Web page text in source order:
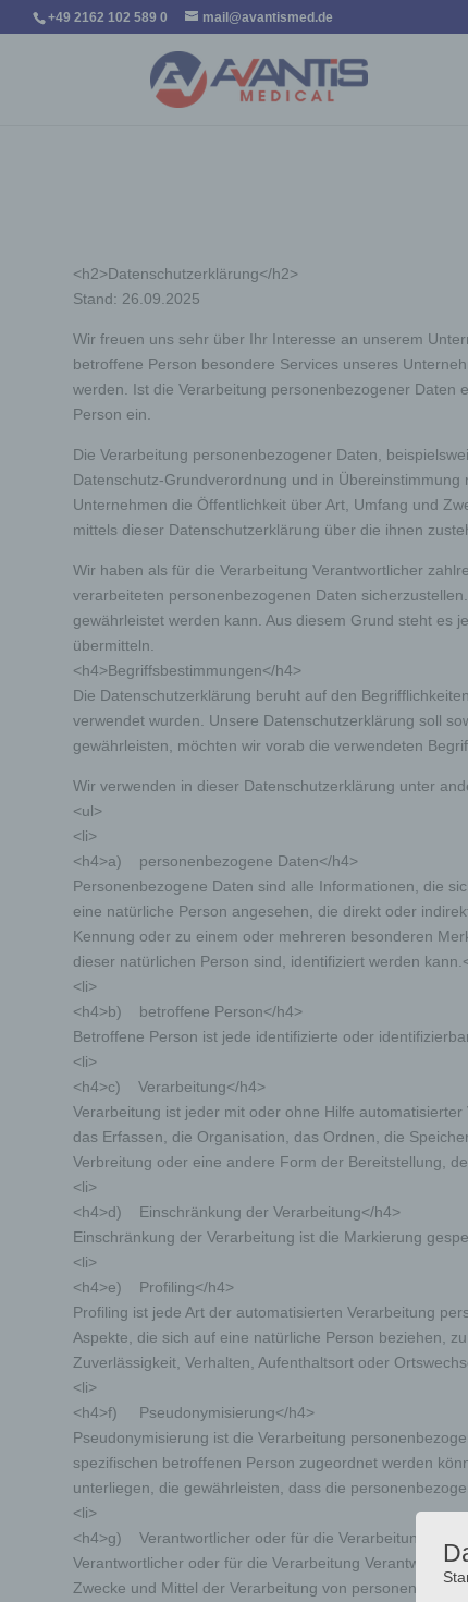
+49 2162 102 589 0 mail@avantismed.de
<h2>Datenschutzerklärung</h2>
Stand: 26.09.2025
Wir freuen uns sehr über Ihr Interesse an unserem
betroffene Person besondere Services unseres
werden. Ist die Verarbeitung personenbezogener Daten
Person ein.
Die Verarbeitung personenbezogener Daten,
Datenschutz-Grundverordnung und in
Unternehmen die Öffentlichkeit über Art, Umfang und
mittels dieser Datenschutzerklärung über die ihnen
Wir haben als für die Verarbeitung Verantwortlicher
verarbeiteten personenbezogenen Daten
gewährleistet werden kann. Aus diesem Grund steht es
übermitteln.
<h4>Begriffsbestimmungen</h4>
Die Datenschutzerklärung beruht auf den
verwendet wurden. Unsere Datenschutzerklärung soll
gewährleisten, möchten wir vorab die verwendeten
Wir verwenden in dieser Datenschutzerklärung unter
<ul>
<li>
<h4>a) personenbezogene Daten</h4>
Personenbezogene Daten sind alle Informationen, die
eine natürliche Person angesehen, die direkt oder
Kennung oder zu einem oder mehreren besonderen
dieser natürlichen Person sind, identifiziert werden
<li>
<h4>b) betroffene Person</h4>
Betroffene Person ist jede identifizierte oder
<li>
<h4>c) Verarbeitung</h4>
Verarbeitung ist jeder mit oder ohne Hilfe
das Erfassen, die Organisation, das Ordnen, die
Verbreitung oder eine andere Form der Bereitstellung,
<li>
<h4>d) Einschränkung der Verarbeitung</h4>
Einschränkung der Verarbeitung ist die Markierung
<li>
<h4>e) Profiling</h4>
Profiling ist jede Art der automatisierten Verarbeitung
Aspekte, die sich auf eine natürliche Person beziehen,
Zuverlässigkeit, Verhalten, Aufenthaltsort oder
<li>
<h4>f) Pseudonymisierung</h4>
Pseudonymisierung ist die Verarbeitung
spezifischen betroffenen Person zugeordnet werden
unterliegen, die gewährleisten, dass die
<li>
<h4>g) Verantwortlicher oder für die Verarbeitung
Verantwortlicher oder für die Verarbeitung
Zwecke und Mittel der Verarbeitung von